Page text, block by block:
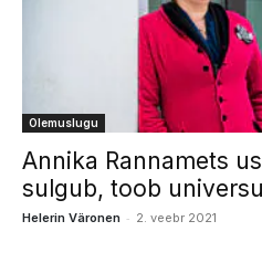
Olemuslugu
Annika Rannamets
sulgub, toob
Helerin Väronen - 2. veebr 2021